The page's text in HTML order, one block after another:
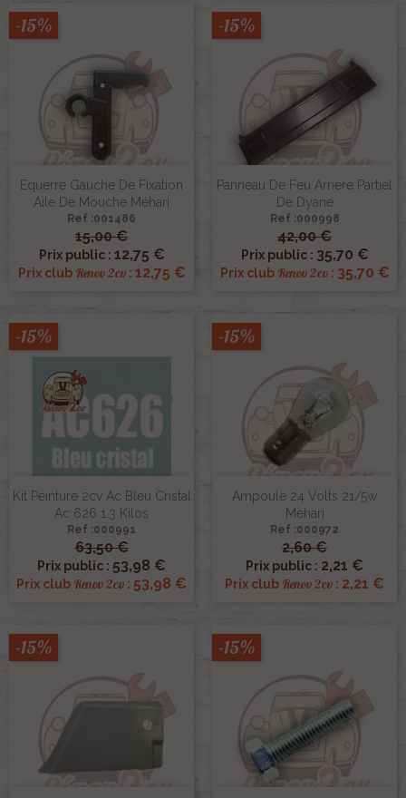
Equerre Gauche De Fixation
Aile De Mouche Méhari
Ref :001486
15,00 €
Prix public : 12,75 €
Prix club Renov 2cv: 12,75 €
-15%
Panneau De Feu Arriere Partiel
De Dyane
Ref :000998
42,00 €
Prix public : 35,70 €
Prix club Renov 2cv: 35,70 €
-15%
Kit Peinture 2cv Ac Bleu Cristal
Ac 626 1.3 Kilos
Ref :000991
63,50 €
Prix public : 53,98 €
Prix club Renov 2cv : 53,98 €
-15%
Ampoule 24 Volts 21/5w
Mehari
Ref :000972
2,60 €
Prix public : 2,21 €
Prix club Renov 2cv : 2,21 €
-15%
-15% -15%